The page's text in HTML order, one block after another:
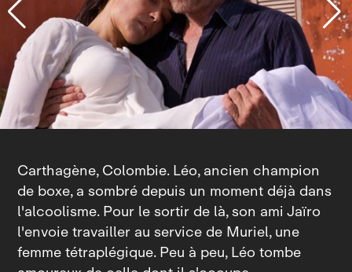
Carthagène, Colombie. Léo, ancien champion
de boxe, a sombré depuis un moment déjà dans
l'alcoolisme. Pour le sortir de là, son ami Jaïro
l'envoie travailler au service de Muriel, une
femme tétraplégique. Peu à peu, Léo tombe